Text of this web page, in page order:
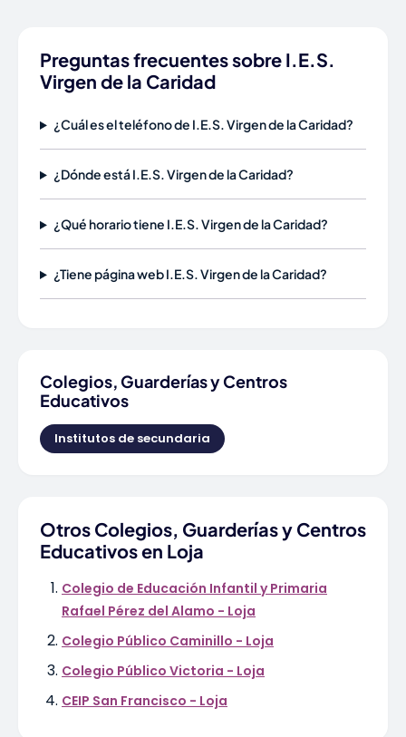
Preguntas frecuentes sobre I.E.S.
Virgen de la Caridad
¿Cuál es el teléfono de I.E.S. Virgen de la Caridad?
¿Dónde está I.E.S. Virgen de la Caridad?
¿Qué horario tiene I.E.S. Virgen de la Caridad?
¿Tiene página web I.E.S. Virgen de la Caridad?
Colegios, Guarderías y Centros
Educativos
Institutos de secundaria
Otros Colegios, Guarderías y Centros
Educativos en Loja
Colegio de Educación Infantil y Primaria
Rafael Pérez del Alamo - Loja
Colegio Público Caminillo - Loja
Colegio Público Victoria - Loja
CEIP San Francisco - Loja